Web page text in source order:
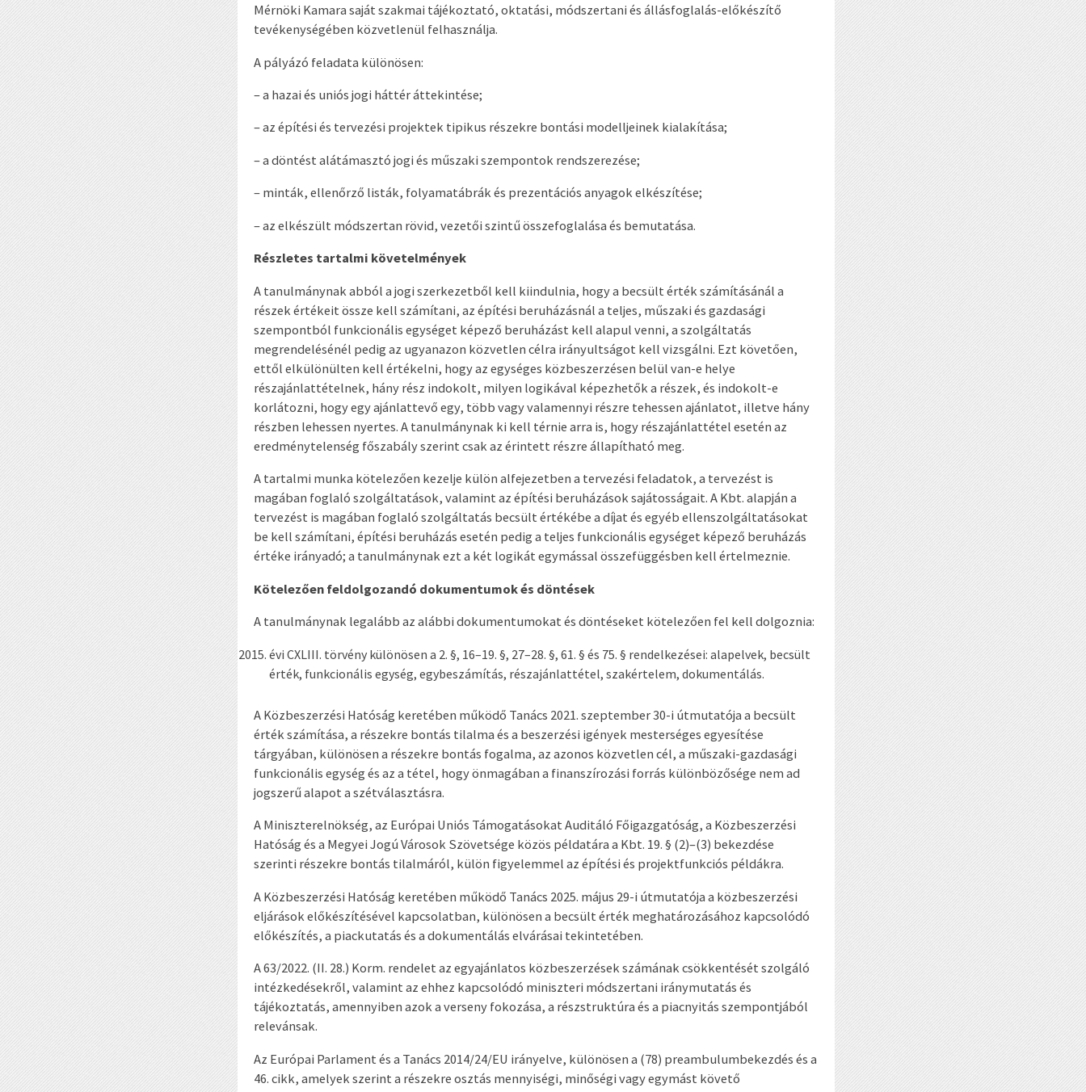
Mérnöki Kamara saját szakmai tájékoztató, oktatási, módszertani és állásfoglalás-előkészítő
tevékenységében közvetlenül felhasználja.
A pályázó feladata különösen:
– a hazai és uniós jogi háttér áttekintése;
– az építési és tervezési projektek tipikus részekre bontási modelljeinek kialakítása;
– a döntést alátámasztó jogi és műszaki szempontok rendszerezése;
– minták, ellenőrző listák, folyamatábrák és prezentációs anyagok elkészítése;
– az elkészült módszertan rövid, vezetői szintű összefoglalása és bemutatása.
Részletes tartalmi követelmények
A tanulmánynak abból a jogi szerkezetből kell kiindulnia, hogy a becsült érték számításánál a
részek értékeit össze kell számítani, az építési beruházásnál a teljes, műszaki és gazdasági
szempontból funkcionális egységet képező beruházást kell alapul venni, a szolgáltatás
megrendelésénél pedig az ugyanazon közvetlen célra irányultságot kell vizsgálni. Ezt követően,
ettől elkülönülten kell értékelni, hogy az egységes közbeszerzésen belül van-e helye
részajánlattételnek, hány rész indokolt, milyen logikával képezhetők a részek, és indokolt-e
korlátozni, hogy egy ajánlattevő egy, több vagy valamennyi részre tehessen ajánlatot, illetve hány
részben lehessen nyertes. A tanulmánynak ki kell térnie arra is, hogy részajánlattétel esetén az
eredménytelenség főszabály szerint csak az érintett részre állapítható meg.
A tartalmi munka kötelezően kezelje külön alfejezetben a tervezési feladatok, a tervezést is
magában foglaló szolgáltatások, valamint az építési beruházások sajátosságait. A Kbt. alapján a
tervezést is magában foglaló szolgáltatás becsült értékébe a díjat és egyéb ellenszolgáltatásokat
be kell számítani, építési beruházás esetén pedig a teljes funkcionális egységet képező beruházás
értéke irányadó; a tanulmánynak ezt a két logikát egymással összefüggésben kell értelmeznie.
Kötelezően feldolgozandó dokumentumok és döntések
A tanulmánynak legalább az alábbi dokumentumokat és döntéseket kötelezően fel kell dolgoznia:
évi CXLIII. törvény különösen a 2. §, 16–19. §, 27–28. §, 61. § és 75. § rendelkezései: alapelvek, becsült
érték, funkcionális egység, egybeszámítás, részajánlattétel, szakértelem, dokumentálás.
A Közbeszerzési Hatóság keretében működő Tanács 2021. szeptember 30-i útmutatója a becsült
érték számítása, a részekre bontás tilalma és a beszerzési igények mesterséges egyesítése
tárgyában, különösen a részekre bontás fogalma, az azonos közvetlen cél, a műszaki-gazdasági
funkcionális egység és az a tétel, hogy önmagában a finanszírozási forrás különbözősége nem ad
jogszerű alapot a szétválasztásra.
A Miniszterelnökség, az Európai Uniós Támogatásokat Auditáló Főigazgatóság, a Közbeszerzési
Hatóság és a Megyei Jogú Városok Szövetsége közös példatára a Kbt. 19. § (2)–(3) bekezdése
szerinti részekre bontás tilalmáról, külön figyelemmel az építési és projektfunkciós példákra.
A Közbeszerzési Hatóság keretében működő Tanács 2025. május 29-i útmutatója a közbeszerzési
eljárások előkészítésével kapcsolatban, különösen a becsült érték meghatározásához kapcsolódó
előkészítés, a piackutatás és a dokumentálás elvárásai tekintetében.
A 63/2022. (II. 28.) Korm. rendelet az egyajánlatos közbeszerzések számának csökkentését szolgáló
intézkedésekről, valamint az ehhez kapcsolódó miniszteri módszertani iránymutatás és
tájékoztatás, amennyiben azok a verseny fokozása, a részstruktúra és a piacnyitás szempontjából
relevánsak.
Az Európai Parlament és a Tanács 2014/24/EU irányelve, különösen a (78) preambulumbekezdés és a
46. cikk, amelyek szerint a részekre osztás mennyiségi, minőségi vagy egymást követő